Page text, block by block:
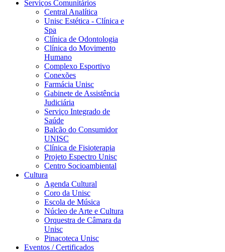
Serviços Comunitários
Central Analítica
Unisc Estética - Clínica e
Spa
Clínica de Odontologia
Clínica do Movimento
Humano
Complexo Esportivo
Conexões
Farmácia Unisc
Gabinete de Assistência
Judiciária
Serviço Integrado de
Saúde
Balcão do Consumidor
UNISC
Clínica de Fisioterapia
Projeto Espectro Unisc
Centro Socioambiental
Cultura
Agenda Cultural
Coro da Unisc
Escola de Música
Núcleo de Arte e Cultura
Orquestra de Câmara da
Unisc
Pinacoteca Unisc
Eventos / Certificados